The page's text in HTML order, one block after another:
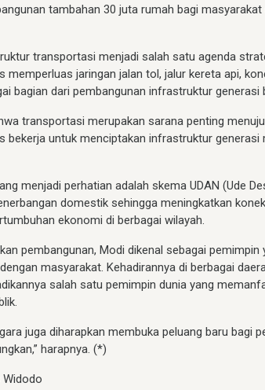
tambahan 30 juta rumah bagi
transportasi menjadi salah satu agenda
memperluas jaringan jalan tol, jalur kereta api,
bagian dari pembangunan infrastruktur generasi
transportasi merupakan sarana penting
bekerja untuk menciptakan infrastruktur generasi
menjadi perhatian adalah skema UDAN (Ude
domestik sehingga meningkatkan
ekonomi di berbagai wilayah.
pembangunan, Modi dikenal sebagai
masyarakat. Kehadirannya di berbagai
salah satu pemimpin dunia yang
juga diharapkan membuka peluang baru bagi
harapnya. (*)
Widodo